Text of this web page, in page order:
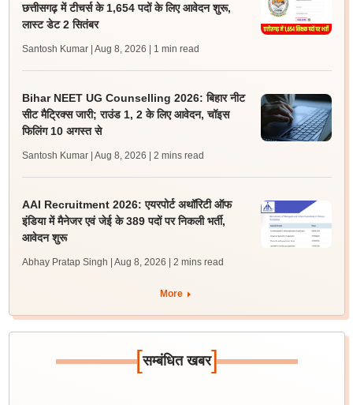
छत्तीसगढ़ में टीचर्स के 1,654 पदों के लिए आवेदन शुरू,
लास्ट डेट 2 सितंबर
Santosh Kumar | Aug 8, 2026 | 1 min read
Bihar NEET UG Counselling 2026: बिहार नीट
सीट मैट्रिक्स जारी; राउंड 1, 2 के लिए आवेदन, चॉइस
फिलिंग 10 अगस्त से
Santosh Kumar | Aug 8, 2026 | 2 mins read
AAI Recruitment 2026: एयरपोर्ट अथॉरिटी ऑफ
इंडिया में मैनेजर एवं जेई के 389 पदों पर निकली भर्ती,
आवेदन शुरू
Abhay Pratap Singh | Aug 8, 2026 | 2 mins read
More
[सम्बंधित खबर]